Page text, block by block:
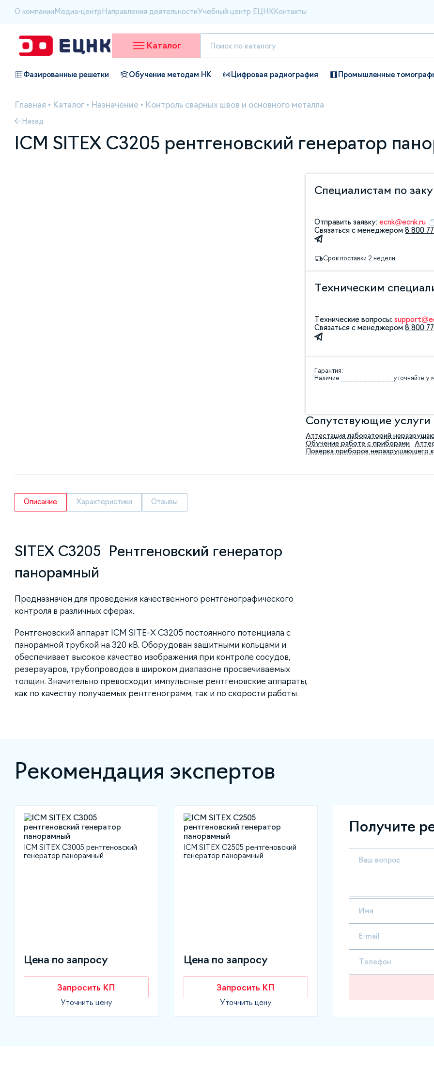
О компании Медиа-центр Направления деятельностиУчебный центр ЕЦНК Контакты
Каталог
Фазированные решетки Обучение методам НК Цифровая радиография Промышленные
Главная • Каталог • Назначение • Контроль сварных швов и основного металла
Назад
ICM SITEX C3205 рентгеновский генератор
Специалистам по
Отправить заявку:ecnk@ecnk.ru
Связаться с менеджером8 800
Срок поставки 2 недели
Техническим
Технические вопросы:
Связаться с менеджером8 800
Гарантия:
Наличие:
уточняйте у
Сопутствующие услуги
Аттестация лабораторий
Обучение работе с приборами
Поверка приборов неразрушающего
Описание Характеристики Отзывы
SITEX C3205 Рентгеновский генератор
панорамный
Предназначен для проведения качественного рентгенографического
контроля в различных сферах.
Рентгеновский аппарат ICM SITE-X C3205 постоянного потенциала с
панорамной трубкой на 320 кВ. Оборудован защитными кольцами и
обеспечивает высокое качество изображения при контроле сосудов,
резервуаров, трубопроводов в широком диапазоне просвечиваемых
толщин. Значительно превосходит импульсные рентгеновские аппараты,
как по качеству получаемых рентгенограмм, так и по скорости работы.
Рекомендация экспертов
ICM SITEX C3005 рентгеновский
генератор панорамный
Цена по запросу
Запросить КП
Уточнить цену
ICM SITEX C2505 рентгеновский
генератор панорамный
Цена по запросу
Запросить КП
Уточнить цену
Получите